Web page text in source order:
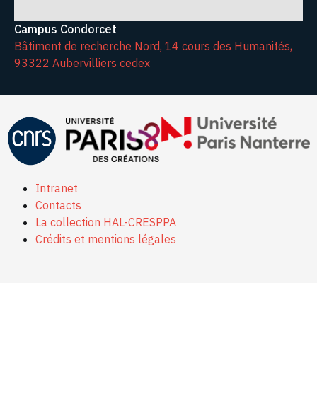
Campus Condorcet
Bâtiment de recherche Nord, 14 cours des Humanités,
93322 Aubervilliers cedex
Intranet
Contacts
La collection HAL-CRESPPA
Crédits et mentions légales